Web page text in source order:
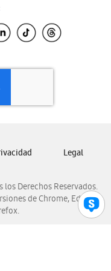
Derechos Reservados.
de Chrome, Edge,
Legal